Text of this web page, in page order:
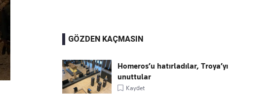
GÖZDEN KAÇMASIN
Homeros’u hatırladılar, Troya’yı
unuttular
Kaydet